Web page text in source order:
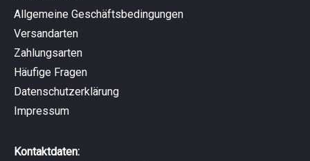
Allgemeine Geschäftsbedingungen
Versandarten
Zahlungsarten
Häufige Fragen
Datenschutzerklärung
Impressum
Kontaktdaten: